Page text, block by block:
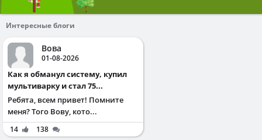
Интересные блоги
Вова
01-08-2026
Как я обманул систему, купил
мультиварку и стал 75...
Ребята, всем привет! Помните
меня? Того Вову, кото...
14 138